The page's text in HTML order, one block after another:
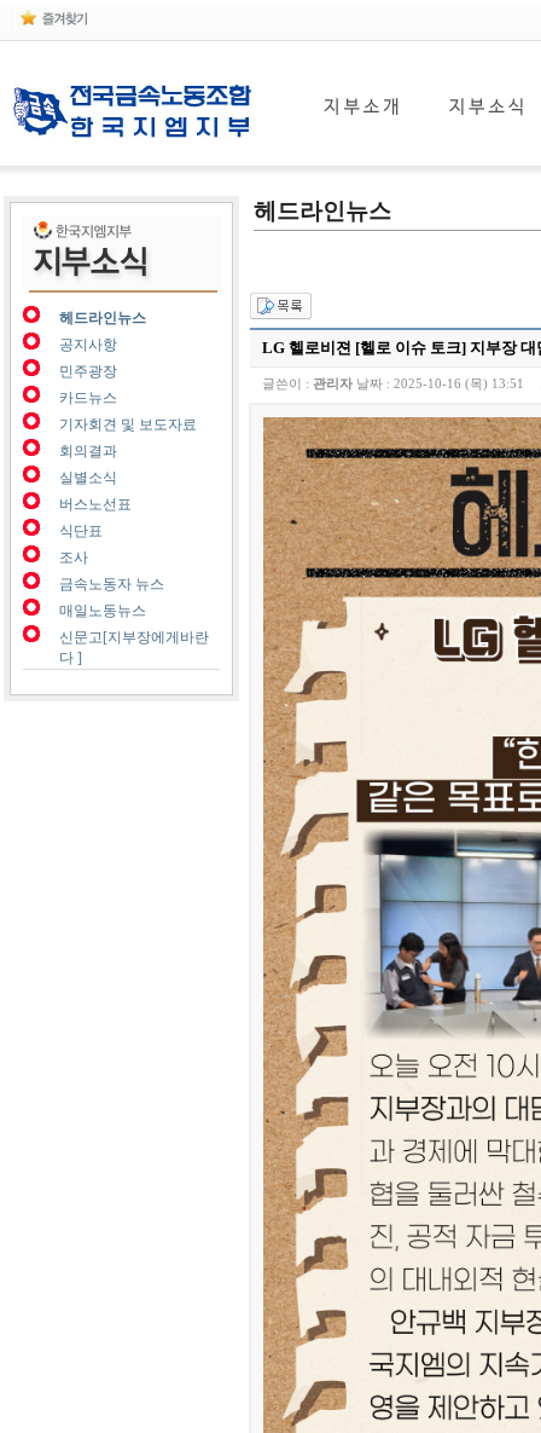
헤드라인뉴스
공지사항
민주광장
카드뉴스
기자회견 및 보도자료
회의결과
실별소식
버스노선표
식단표
조사
금속노동자 뉴스
매일노동뉴스
신문고[지부장에게바란
다 ]
헤드라인뉴스
LG 헬로비젼 [헬로 이슈 토크] 지부장 대
글쓴이 : 관리자 날짜 : 2025-10-16 (목) 13:51